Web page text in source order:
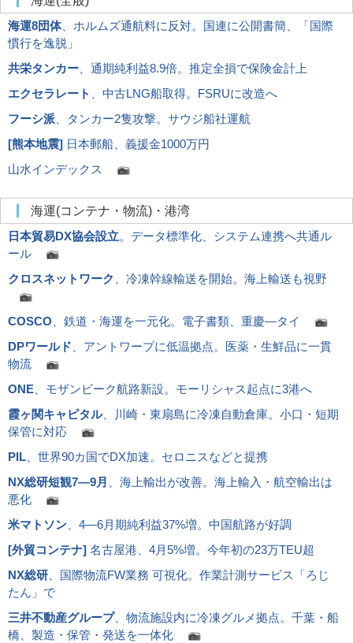
海運8団体、ホルムズ通航料に反対。国連に公開書簡、「国際
慣行を逸脱」
共栄タンカー 、通期純利益8.9倍。推定全損で保険金計上
エクセラレート
、中古LNG船取得。FSRUに改造へ
フーシ派 、タンカー2隻攻撃。サウジ船社運航
[熊本地震] 日本郵船、義援金1000万円
山水インデックス
海運(コンテナ・物流)・港湾
日本貿易DX協会設立。データ標準化、システム連携へ共通ル
ール
クロスネットワーク
、冷凍幹線輸送を開始。海上輸送も視野
COSCO 、鉄道・海運を一元化。電子書類、重慶―タイ
DPワールド 、アントワープに低温拠点。医薬・生鮮品に一貫
物流
ONE 、モザンビーク航路新設。モーリシャス起点に3港へ
霞ヶ関キャピタル、川崎・東扇島に冷凍自動倉庫。小口・短期
保管に対応
PIL 、世界90カ国でDX加速。セロニスなどと提携
NX総研短観7―9月
、海上輸出が改善。海上輸入・航空輸出は
悪化
米マトソン 、4―6月期純利益37%増。中国航路が好調
[外貿コンテナ] 名古屋港、4月5%増。今年初の23万TEU超
NX総研 、国際物流FW業務 可視化。作業計測サービス「ろじ
たん」で
三井不動産グループ、物流施設内に冷凍グルメ拠点。千葉・船
橋、製造・保管・発送を一体化